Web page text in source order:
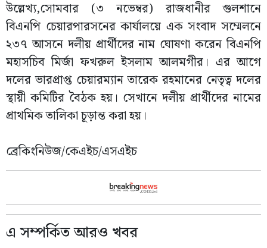
উল্লেখ্য,সোমবার (৩ নভেম্বর) রাজধানীর গুলশানে
বিএনপি চেয়ারপারসনের কার্যালয়ে এক সংবাদ সম্মেলনে
২৩৭ আসনে দলীয় প্রার্থীদের নাম ঘোষণা করেন বিএনপি
মহাসচিব মির্জা ফখরুল ইসলাম আলমগীর। এর আগে
দলের ভারপ্রাপ্ত চেয়ারম্যান তারেক রহমানের নেতৃত্ব দলের
স্থায়ী কমিটির বৈঠক হয়। সেখানে দলীয় প্রার্থীদের নামের
প্রাথমিক তালিকা চূড়ান্ত করা হয়।
ব্রেকিংনিউজ/কেএইচ/এসএইচ
এ সম্পর্কিত আরও খবর